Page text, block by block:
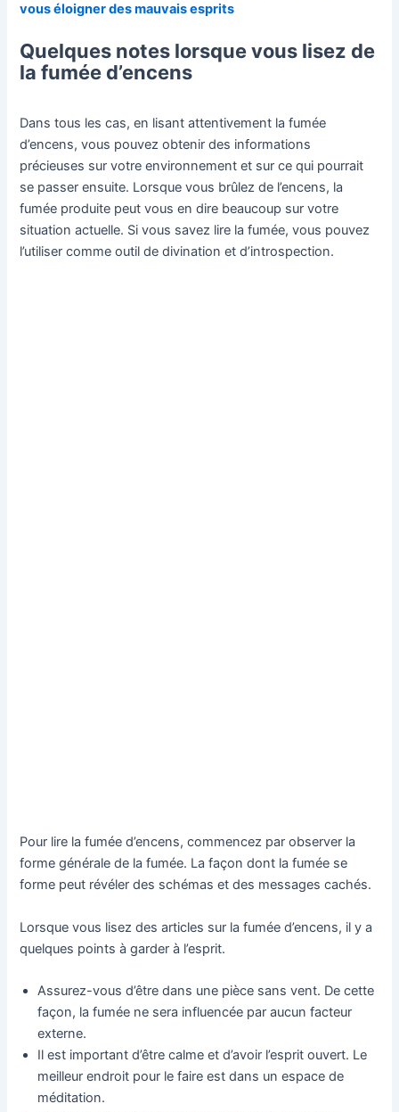
vous éloigner des mauvais esprits
Quelques notes lorsque vous lisez de
la fumée d’encens
Dans tous les cas, en lisant attentivement la fumée
d’encens, vous pouvez obtenir des informations
précieuses sur votre environnement et sur ce qui pourrait
se passer ensuite. Lorsque vous brûlez de l’encens, la
fumée produite peut vous en dire beaucoup sur votre
situation actuelle. Si vous savez lire la fumée, vous pouvez
l’utiliser comme outil de divination et d’introspection.
Pour lire la fumée d’encens, commencez par observer la
forme générale de la fumée. La façon dont la fumée se
forme peut révéler des schémas et des messages cachés.
Lorsque vous lisez des articles sur la fumée d’encens, il y a
quelques points à garder à l’esprit.
Assurez-vous d’être dans une pièce sans vent. De cette
façon, la fumée ne sera influencée par aucun facteur
externe.
Il est important d’être calme et d’avoir l’esprit ouvert. Le
meilleur endroit pour le faire est dans un espace de
méditation.